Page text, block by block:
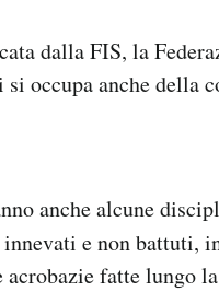
dalla FIS, la
occupa anche della
anche alcune
e non battuti,
fatte lungo